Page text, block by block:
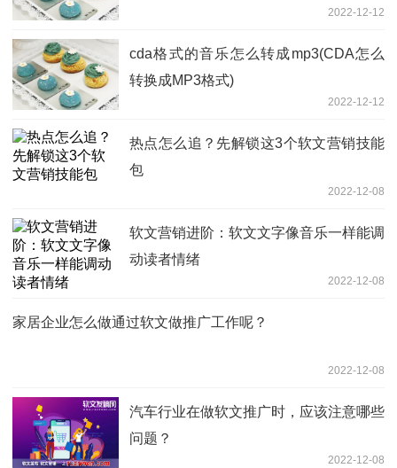
2022-12-12
cda格式的音乐怎么转成mp3(CDA怎么
转换成MP3格式)
2022-12-12
热点怎么追？先解锁这3个软文营销技能
包
2022-12-08
软文营销进阶：软文文字像音乐一样能调
动读者情绪
2022-12-08
家居企业怎么做通过软文做推广工作呢？
2022-12-08
汽车行业在做软文推广时，应该注意哪些
问题？
2022-12-08